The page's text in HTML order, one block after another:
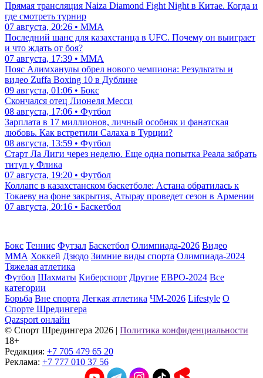
Прямая трансляция Naiza Diamond Fight Night в Китае. Когда и
где смотреть турнир
07 августа, 20:26 • ММА
Последний шанс для казахстанца в UFC. Почему он выиграет
и что ждать от боя?
07 августа, 17:39 • ММА
Пояс Алимханулы обрел нового чемпиона: Результаты и
видео Zuffa Boxing 10 в Дублине
09 августа, 01:06 • Бокс
Скончался отец Лионеля Месси
08 августа, 17:06 • Футбол
Зарплата в 17 миллионов, личный особняк и фанатская
любовь. Как встретили Салаха в Турции?
08 августа, 13:59 • Футбол
Старт Ла Лиги через неделю. Еще одна попытка Реала забрать
титул у Флика
07 августа, 19:20 • Футбол
Коллапс в казахстанском баскетболе: Астана обратилась к
Токаеву на фоне закрытия, Атырау проведет сезон в Армении
07 августа, 20:16 • Баскетбол
Бокс Теннис Футзал Баскетбол Олимпиада-2026 Видео
ММА Хоккей Дзюдо Зимние виды спорта Олимпиада-2024
Тяжелая атлетика
Футбол Шахматы Киберспорт Другие ЕВРО-2024 Все
категории
Борьба Вне спорта Легкая атлетика ЧМ-2026 Lifestyle О
Спорте Шредингера
Qazsport онлайн
© Cпорт Шредингера 2026 | Политика конфиденциальности
18+
Редакция: +7 705 479 65 20
Реклама: +7 777 010 37 56